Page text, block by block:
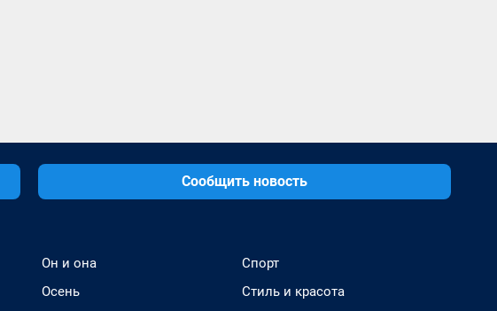
Сообщить новость
Он и она
Осень
Спорт
Стиль и красота